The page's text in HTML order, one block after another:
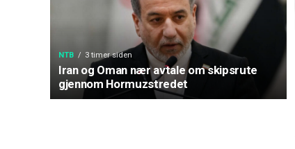
NTB 3 timer siden
Iran og Oman nær avtale om skipsrute
gjennom Hormuzstredet